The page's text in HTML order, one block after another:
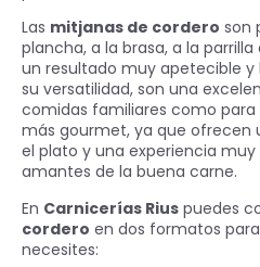
Las mitjanas de cordero son
plancha, a la brasa, a la
un resultado muy apetecible y
su versatilidad, son una
comidas familiares como
más gourmet, ya que ofrecen
el plato y una experiencia
amantes de la buena carne.
En Carnicerías Rius puedes
cordero en dos formatos
necesites: